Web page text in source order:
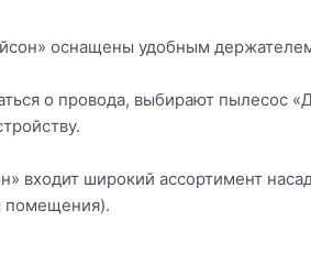
оснащены удобным
о провода, выбирают
входит широкий ассортимент
помещения).